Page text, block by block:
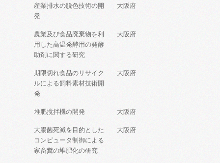
産業排水の脱色技術の開
発
大阪府
農業及び食品廃棄物を利
用した高温発酵用の発酵
助剤に関する研究
大阪府
期限切れ食品のリサイク
ルによる飼料素材技術開
発
大阪府
堆肥撹拌機の開発 大阪府
大腸菌死滅を目的とした
コンピュータ制御による
家畜糞の堆肥化の研究
大阪府